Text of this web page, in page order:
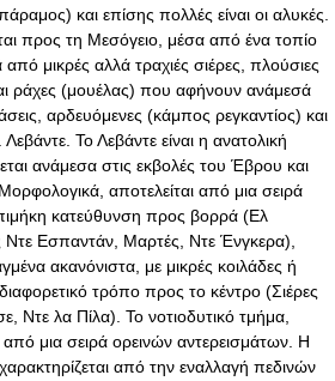
και επίσης πολλές είναι οι αλυκές.
προς τη Μεσόγειο, μέσα από ένα τοπίο
από μικρές αλλά τραχιές σιέρες, πλούσιες
ράχες (μουέλας) που αφήνουν ανάμεσά
αρδευόμενες (κάμπος ρεγκαντίος) και
Το Λεβάντε είναι η ανατολική
ανάμεσα στις εκβολές του Έβρου και
αποτελείται από μια σειρά
κατεύθυνση προς βορρά (Ελ
Ντε Εσπαντάν, Μαρτές, Ντε Ένγκερα),
ακανόνιστα, με μικρές κοιλάδες ή
τρόπο προς το κέντρο (Σιέρες
Ντε λα Πίλα). Το νοτιοδυτικό τμήμα,
από μια σειρά ορεινών αντερεισμάτων. Η
από την εναλλαγή πεδινών